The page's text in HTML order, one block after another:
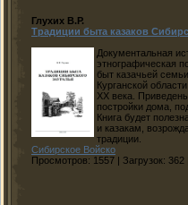
Глухих В.Р.
Традиции быта казаков
Документальная
этнографическая
быт казачьей
Курганской
XX века.
постройки дома,
Книга будет
и казакам,
традиции.
Сибирское Войско
Просмотров: 1557 | Загрузок: 362